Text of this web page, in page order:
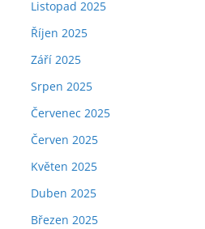
Listopad 2025
Říjen 2025
Září 2025
Srpen 2025
Červenec 2025
Červen 2025
Květen 2025
Duben 2025
Březen 2025